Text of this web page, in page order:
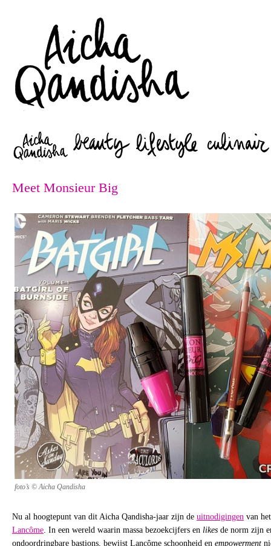
Meet Monsieur Big
foto’s © Aicha Qandisha
Nu al hoogtepunt van dit Aicha Qandisha-jaar zijn de uitnodigingen van
Lancôme . In een wereld waarin massa bezoekcijfers en likes de norm zijn
ondoordringbare bastions, bewijst Lancôme schoonheid en empowerment